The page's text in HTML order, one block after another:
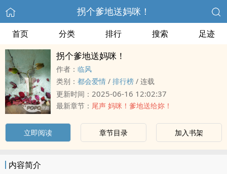
拐个爹地送妈咪！
首页 分类 排行 搜索 足迹
拐个爹地送妈咪！
作者： 临风
类别： 都会爱情 / 排行榜 / 连载
更新时间： 2025-06-16 12:02:37
最新章节： 尾声 妈咪！爹地送给妳！
立即阅读 章节目录 加入书架
内容简介